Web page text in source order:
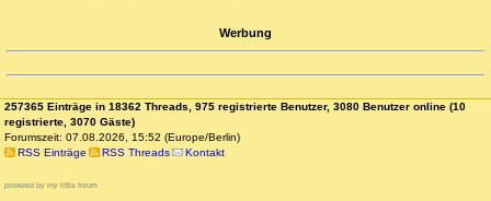
Werbung
257365 Einträge in 18362 Threads, 975 registrierte Benutzer, 3080 Benutzer online (10
registrierte, 3070 Gäste)
Forumszeit: 07.08.2026, 15:52 (Europe/Berlin)
RSS Einträge
RSS Threads Kontakt
powered by my little forum